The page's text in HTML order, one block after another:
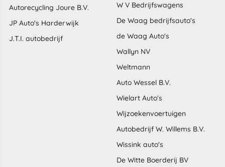
Autorecycling Joure B.V.
JP Auto's Harderwijk
J.T.I. autobedrijf
W V Bedrijfswagens
De Waag bedrijfsauto's
de Waag Auto's
Wallyn NV
Weltmann
Auto Wessel B.V.
Wielart Auto's
Wijzoekenvoertuigen
Autobedrijf W. Willems B.V.
Wissink auto's
De Witte Boerderij BV